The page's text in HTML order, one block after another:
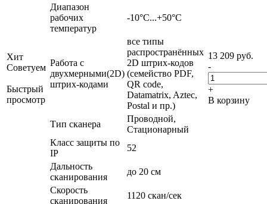
Хит
Советуем
Быстрый
просмотр
Диапазон
рабочих
температур
-10°С...+50°C
Работа с
двухмерными(2D)
штрих-кодами
все типы
распространённых
2D штрих-кодов
(семейство PDF,
QR code,
Datamatrix, Aztec,
Postal и пр.)
Тип сканера
Проводной,
Стационарный
Класс защиты по
IP
52
Дальность
сканирования
до 20 см
Скорость
сканирования
1120 скан/сек
13 209 руб.
-
+
В корзину